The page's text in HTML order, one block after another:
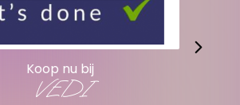
Koop nu bij
VEDI